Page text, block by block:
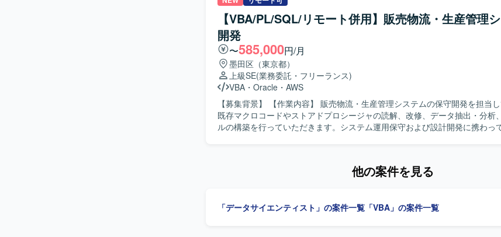
ングし、要件を整理しながら主体的にダッシュボードのあるべき姿を検討い
ています。チームメンバーとコミュニケーションを取りながら、品質とスケ
意識して業務を遂行していただける方にご活躍いただけます。 【ポジションの魅力】 複数製品
のダッシュボード構築を通じて、Power BIおよびデータ基盤に関する知見を
だけます。リーダーポジションの方は上流工程から設計、レビューまで一貫
で、マネジメントと技術の双方でスキルアップが可能です。メンバーポジシ
Queryによるデータ加工からダッシュボード構築まで一連の流れを経験してい
【開発環境】 Power BI Desktop、Power Query、Snowflake、Excel、SQLな
シュボードを構築いたします。
【VBA/PL/SQL/リモート併用】販売物流・生産管理
開発
〜585,000円/月
墨田区（東京都）
上級SE(業務委託・フリーランス)
VBA ・ Oracle ・ AWS
【募集背景】 【作業内容】 販売物流・生産管理システムの保守開発を担当していただきます。
既存マクロコードやストアドプロシージャの読解、改修、データ抽出・分析
ルの構築を行っていただきます。システム運用保守および設計開発に携わっ
他の案件を見る
「データサイエンティスト」の案件一覧 「VBA」の案件一覧